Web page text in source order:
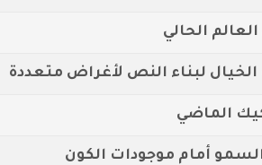
الحالي
الخيال لبناء النص لأغراض متعددة
الماضي
أمام موجودات الكون